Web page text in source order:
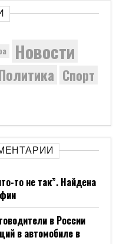
Новости
Спорт
то не так”. Найдена
в России
в автомобиле в